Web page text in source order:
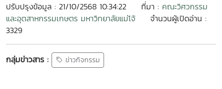
ปรับปรุงข้อมูล : 21/10/2568 10:34:22 ที่มา : คณะวิศวกรรม
และอุตสาหกรรมเกษตร มหาวิทยาลัยแม่โจ้
จำนวนผู้เปิดอ่าน :
3329
กลุ่มข่าวสาร : ข่าวกิจกรรม